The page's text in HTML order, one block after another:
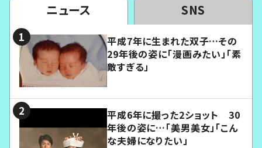
ニュース SNS
平成7年に生まれた双子…その
29年後の姿に「漫画みたい」「素
敵すぎる」
平成6年に撮った2ショット 30
年後の姿に…「美男美女」「こん
な夫婦になりたい」